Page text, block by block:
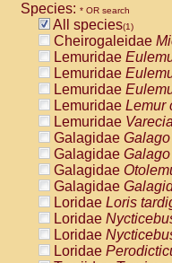
CebidaeCebus
CebidaeCebus
CebidaeCebus
CebidaeSaimiri
CebidaeSaimiri
AtelidaeAlouatta
AtelidaeAlouatta
AtelidaeAlouatta
AtelidaeAlouatta
AtelidaeAteles
AtelidaeAteles
AtelidaeAteles
AtelidaeAteles
Atelidae
AtelidaeLagothrix
Pitheciidae
Species: * OR search
All species(1)
Cheirogaleidae
Lemuridae
Lemuridae
Lemuridae
Lemuridae Lemur
Lemuridae
Galagidae
Galagidae
Galagidae
Galagidae
Loridae Loris
Loridae
Loridae
Loridae